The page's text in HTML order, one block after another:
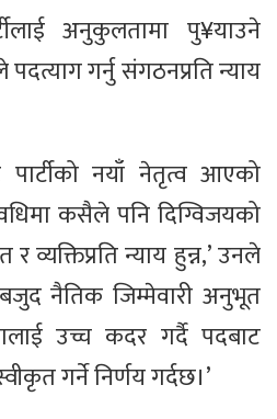
अनुकुलतामा पु¥याउने
गर्नु संगठनप्रति न्याय
पार्टीको नयाँ नेतृत्व आएको
कसैले पनि दिग्विजयको
व्यक्तिप्रति न्याय हुन्न,’ उनले
नैतिक जिम्मेवारी अनुभूत
उच्च कदर गर्दै पदबाट
गर्ने निर्णय गर्दछ।’